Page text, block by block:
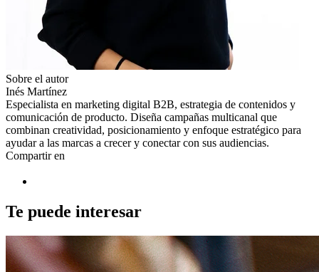
Sobre el autor
Inés Martínez
Especialista en marketing digital B2B, estrategia de contenidos y
comunicación de producto. Diseña campañas multicanal que
combinan creatividad, posicionamiento y enfoque estratégico para
ayudar a las marcas a crecer y conectar con sus audiencias.
Compartir en
Te puede interesar